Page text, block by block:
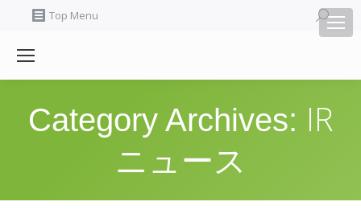
Top Menu Search:
Category Archives: IR
ニュース